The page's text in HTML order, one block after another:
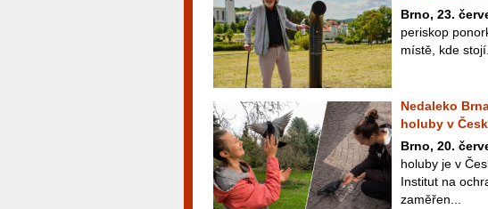
Brno, 23.
periskop
místě, kde
Nedaleko
holuby v
Brno, 20.
holuby je v
Institut na
zaměřen...